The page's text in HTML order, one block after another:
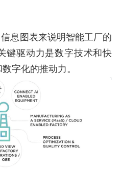
息图表来说明智能工厂的
键驱动力是数字技术和快
字化的推动力。